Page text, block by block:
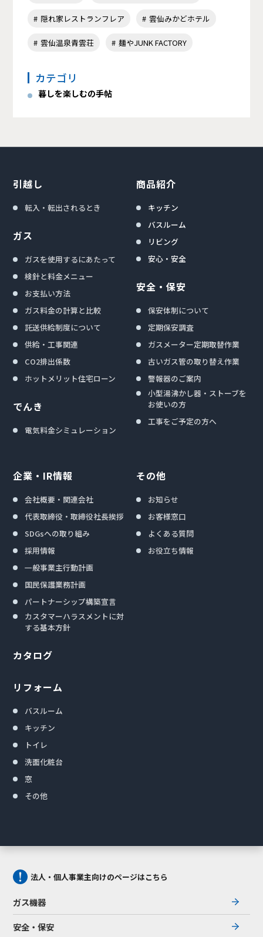
隠れ家レストランフレア 雲仙みかどホテル
雲仙温泉青雲荘 麺やJUNK FACTORY
カテゴリ
暮しを楽しむの手帖
引越し
転入・転出されるとき
ガス
ガスを使用するにあたって
検針と料金メニュー
お支払い方法
ガス料金の計算と比較
託送供給制度について
供給・工事関連
CO2排出係数
ホットメリット住宅ローン
でんき
電気料金シミュレーション
商品紹介
キッチン
バスルーム
リビング
安心・安全
安全・保安
保安体制について
定期保安調査
ガスメーター定期取替作業
古いガス管の取り替え作業
警報器のご案内
小型湯沸かし器・ストーブを
お使いの方
工事をご予定の方へ
企業・IR情報
会社概要・関連会社
代表取締役・取締役社長挨拶
SDGsへの取り組み
採用情報
一般事業主行動計画
国民保護業務計画
パートナーシップ構築宣言
カスタマーハラスメントに対
する基本方針
カタログ
リフォーム
バスルーム
キッチン
トイレ
洗面化粧台
窓
その他
その他
お知らせ
お客様窓口
よくある質問
お役立ち情報
法人・個人事業主向けのページはこちら
ガス機器
安全・保安